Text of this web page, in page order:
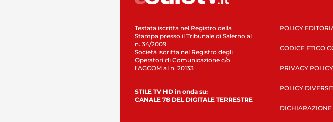
Testata iscritta nel Registro della
Stampa presso il Tribunale di Salerno al
n. 34/2009
Società iscritta nel Registro degli
Operatori di Comunicazione c/o
l’AGCOM al n. 20133
STILE TV HD in onda su:
CANALE 78 DEL DIGITALE TERRESTRE
POLICY
CODICE ETICO
PRIVACY POLICY
POLICY
DICHIARAZIONE